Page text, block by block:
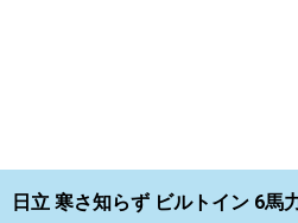
日立 寒さ知らず ビルトイン 6馬